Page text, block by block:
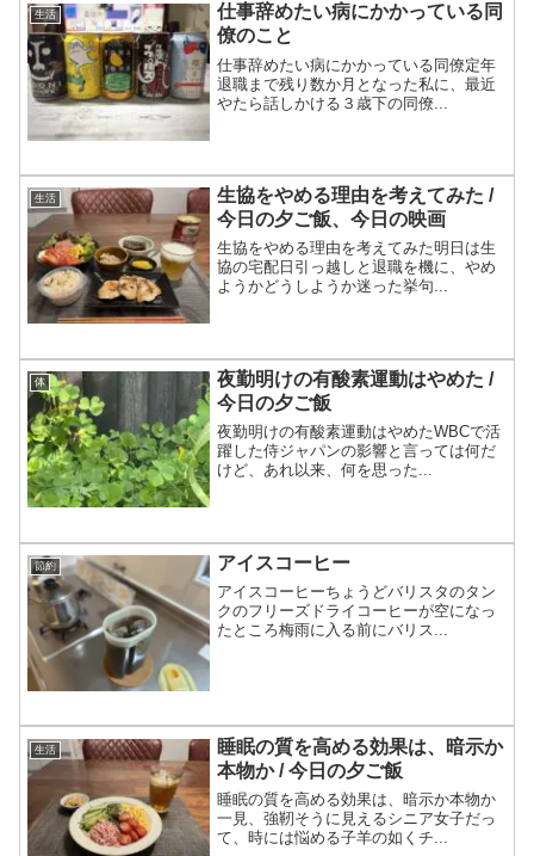
生活
仕事辞めたい病にかかっている同
僚のこと
仕事辞めたい病にかかっている同僚定年
退職まで残り数か月となった私に、最近
やたら話しかける３歳下の同僚...
生活
生協をやめる理由を考えてみた /
今日の夕ご飯、今日の映画
生協をやめる理由を考えてみた明日は生
協の宅配日引っ越しと退職を機に、やめ
ようかどうしようか迷った挙句...
体
夜勤明けの有酸素運動はやめた /
今日の夕ご飯
夜勤明けの有酸素運動はやめたWBCで活
躍した侍ジャパンの影響と言っては何だ
けど、あれ以来、何を思った...
節約 アイスコーヒー
アイスコーヒーちょうどバリスタのタン
クのフリーズドライコーヒーが空になっ
たところ梅雨に入る前にバリス...
生活
睡眠の質を高める効果は、暗示か
本物か / 今日の夕ご飯
睡眠の質を高める効果は、暗示か本物か
一見、強靭そうに見えるシニア女子だっ
て、時には悩める子羊の如くチ...